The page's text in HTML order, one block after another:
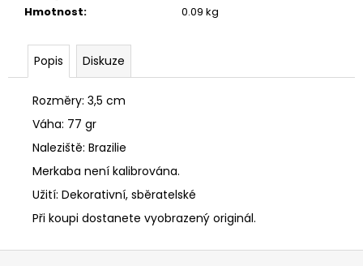
Hmotnost: 0.09 kg
Popis Diskuze
Rozměry: 3,5 cm
Váha: 77 gr
Naleziště: Brazilie
Merkaba není kalibrována.
Užití: Dekorativní, sběratelské
Při koupi dostanete vyobrazený originál.